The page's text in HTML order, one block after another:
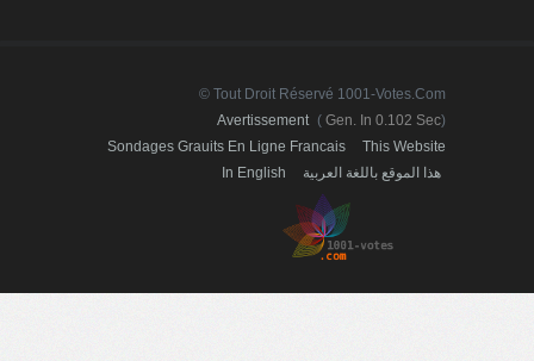
© Tout Droit Réservé 1001-Votes.com
Avertissement ( Gen. In 0.102 Sec)
Sondages Grauits En Ligne Francais
This Website
In English
هذا الموقع باللغة العربية